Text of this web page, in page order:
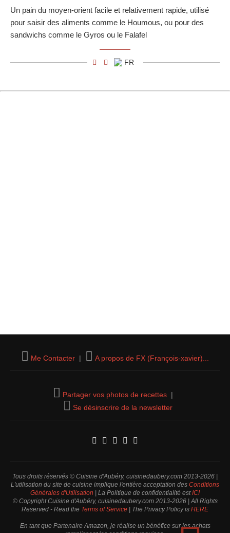
Un pain du moyen-orient facile et relativement rapide, utilisé
pour saisir des aliments comme le Houmous, ou pour des
sandwichs comme le Gyros ou le Falafel
FR
Me Contacter | A propos de FX (François-xavier)...
Partager vos photos de recettes |
Se désinscrire de la newsletter
Tous droits réservés © Cuisine d'Aubéry, cuisinedaubery.com 2013-2026 |
L'utilisation du site de cuisine implique l'entière acceptation des Conditions
Générales d'Utilisation | La Politique de confidentialité estICI
© Copyright Cuisine d'Aubéry, cuisinedaubery.com 2013-2026 | All Rights
Reserved - Read the Terms of Service | The Privacy Policy is HERE
En tant que Partenaire Amazon, je réalise un bénéfice sur les achats